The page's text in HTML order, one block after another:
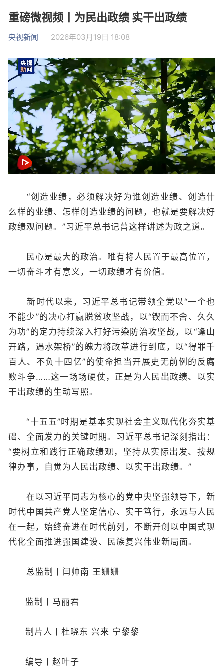
重磅微视频丨为民出政绩 实干出政绩
央视新闻 2026年03月19日 18:08
“创造业绩，必须解决好为谁创造业绩、创造什
么样的业绩、怎样创造业绩的问题，也就是要解决好
政绩观问题。”习近平总书记曾这样讲述为政之道。
民心是最大的政治。唯有将人民置于最高位置，
一切奋斗才有意义，一切政绩才有价值。
新时代以来，习近平总书记带领全党以“一个也
不能少”的决心打赢脱贫攻坚战，以“锲而不舍、久久
为功”的定力持续深入打好污染防治攻坚战，以“逢山
开路，遇水架桥”的魄力将改革进行到底，以“得罪千
百人、不负十四亿”的使命担当开展史无前例的反腐
败斗争……这一场场硬仗，正是为人民出政绩、以实
干出政绩的生动写照。
“十五五”时期是基本实现社会主义现代化夯实基
础、全面发力的关键时期。习近平总书记深刻指出：
“要树立和践行正确政绩观，坚持从实际出发、按规
律办事，自觉为人民出政绩、以实干出政绩。”
在以习近平同志为核心的党中央坚强领导下，新
时代中国共产党人坚定信心、实干笃行，永远与人民
在一起，始终奋进在时代前列，不断开创以中国式现
代化全面推进强国建设、民族复兴伟业新局面。
总监制丨闫帅南 王姗姗
监制丨马丽君
制片人丨杜晓东 兴来 宁黎黎
编导丨赵叶子